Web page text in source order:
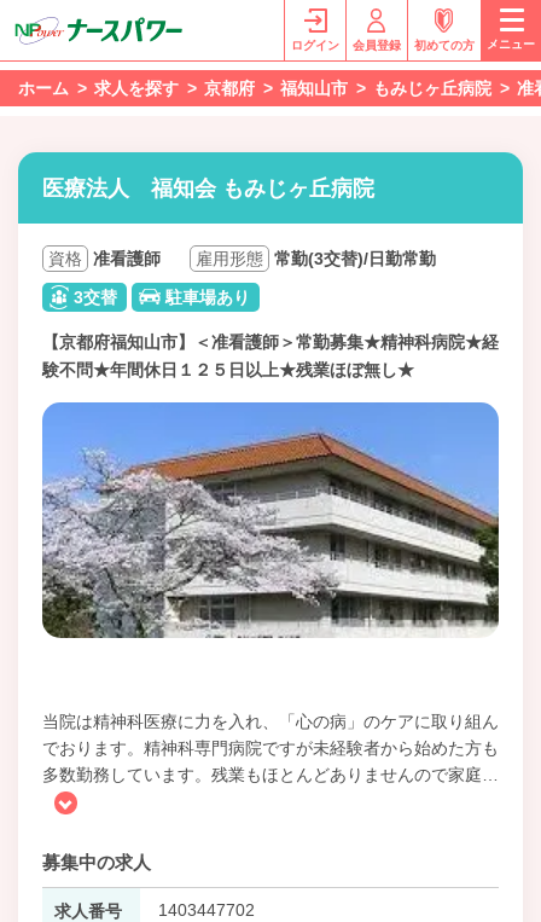
ログイン 会員登録 初めての方 メニュー
ホーム 求人を探す 京都府 福知山市 もみじヶ丘病院 准
医療法人 福知会 もみじヶ丘病院
資格 准看護師 雇用形態 常勤(3交替)/日勤常勤
3交替
駐車場あり
【京都府福知山市】＜准看護師＞常勤募集★精神科病院★経
験不問★年間休日１２５日以上★残業ほぼ無し★
当院は精神科医療に力を入れ、「心の病」のケアに取り組ん
でおります。精神科専門病院ですが未経験者から始めた方も
多数勤務しています。残業もほとんどありませんので家庭
募集中の求人
求人番号 1403447702